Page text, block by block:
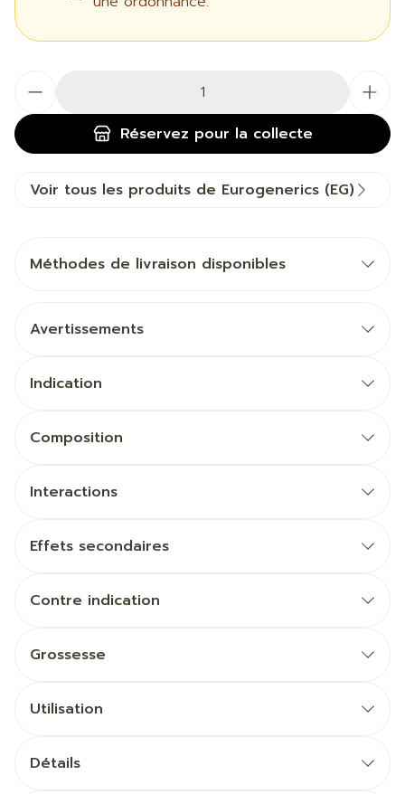
Réservez pour la collecte
Voir tous les produits de Eurogenerics (EG)
Méthodes de livraison disponibles
Avertissements
Indication
Composition
Interactions
Effets secondaires
Contre indication
Grossesse
Utilisation
Détails